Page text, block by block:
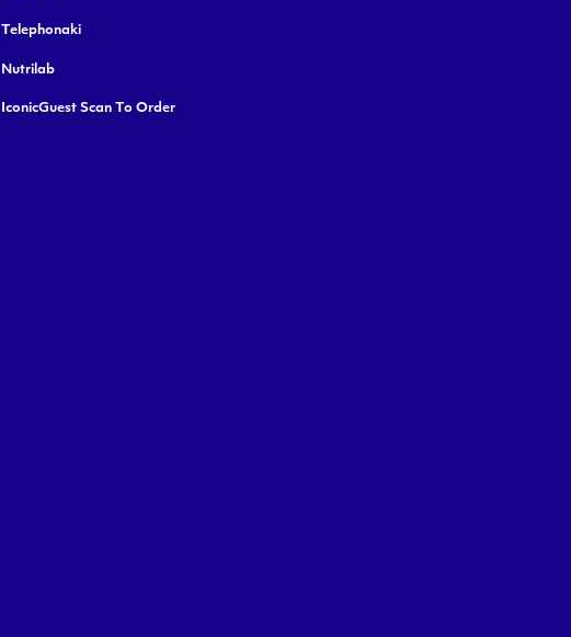
Telephonaki
Nutrilab
IconicGuest Scan To Order